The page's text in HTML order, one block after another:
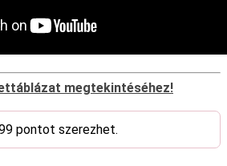
megtekintéséhez!
pontot szerezhet.